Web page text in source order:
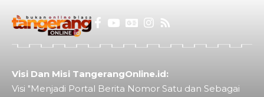
Visi Dan Misi TangerangOnline.id:
Visi "Menjadi Portal Berita Nomor Satu dan Sebagai